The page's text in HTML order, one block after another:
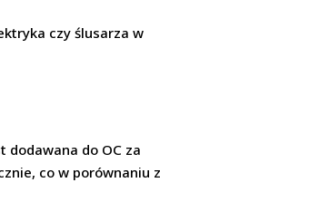
czy ślusarza w
do OC za
co w porównaniu z